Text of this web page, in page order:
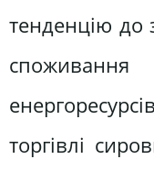
тенденцію до
торгівлі